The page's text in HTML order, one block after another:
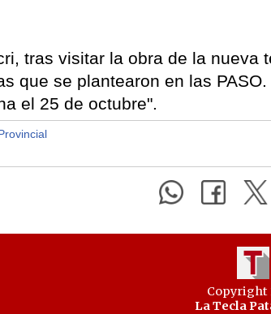
tras visitar la obra de la nueva
que se plantearon en las
el 25 de octubre".
Copyright
La Tecla